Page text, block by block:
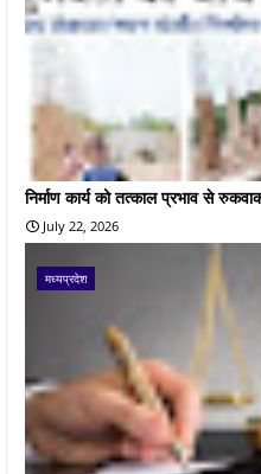
निर्माण कार्य को तत्काल प्रभाव से
July 22, 2026
मध्यप्रदेश